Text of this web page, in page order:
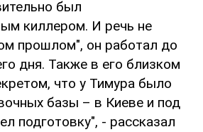
был
киллером. И речь не
прошлом", он работал до
дня. Также в его близком
что у Тимура было
базы – в Киеве и под
подготовку", - рассказал